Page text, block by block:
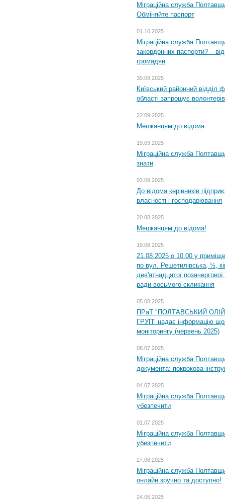
Міграційна служба
Обміняйте паспорт
01.10.2025
Міграційна служба
закордонних паспорти? –
громадян
30.09.2025
Київський районний відділ
області запрошує
22.09.2025
Мешканцям до відома
19.09.2025
Міграційна служба
знати
03.09.2025
До відома керівників
власності і господарювання
20.08.2025
Мешканцям до відома!
19.08.2025
21.08.2025 о 10.00 у
по вул. Решетилівська, ½,
дев'ятнадцятої
ради восьмого скликання
05.08.2025
ПРаТ "ПОЛТАВСЬКИЙ
ГРУП" надає інформацію
моніторингу (червень 2025)
08.07.2025
Міграційна служба
документа: покрокова
04.07.2025
Міграційна служба
убезпечити
01.07.2025
Міграційна служба
убезпечити
27.06.2025
Міграційна служба
онлайн зручно та доступно!
24.06.2025